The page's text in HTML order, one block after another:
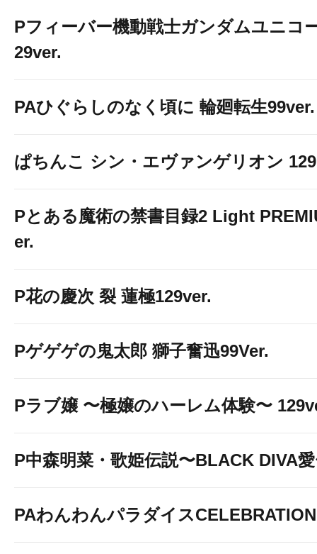
Pフィーバー機動戦士ガンダムユニコ
29ver.
PAひぐらしのなく頃に 輪廻転生99ver.
ぱちんこ シン・エヴァンゲリオン
Pとある魔術の禁書目録2 Light
er.
P花の慶次 裂 蓮極129ver.
Pゲゲゲの鬼太郎 獅子奮迅99Ver.
Pラブ嬢 〜極嬢のハーレム体験〜
P中森明菜・歌姫伝説〜BLACK DIVA
PAわんわんパラダイスCELEBRATION